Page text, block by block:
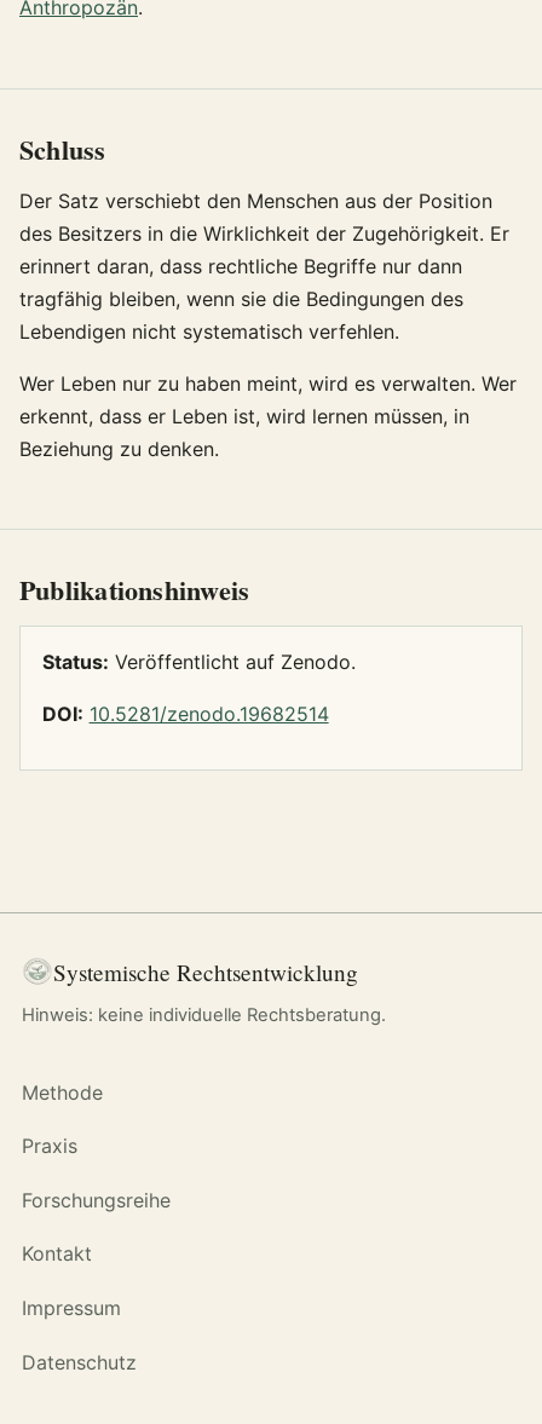
Anthropozän.
Schluss
Der Satz verschiebt den Menschen aus der Position
des Besitzers in die Wirklichkeit der Zugehörigkeit. Er
erinnert daran, dass rechtliche Begriffe nur dann
tragfähig bleiben, wenn sie die Bedingungen des
Lebendigen nicht systematisch verfehlen.
Wer Leben nur zu haben meint, wird es verwalten. Wer
erkennt, dass er Leben ist, wird lernen müssen, in
Beziehung zu denken.
Publikationshinweis
Status: Veröffentlicht auf Zenodo.
DOI: 10.5281/zenodo.19682514
Systemische Rechtsentwicklung
Hinweis: keine individuelle Rechtsberatung.
Methode
Praxis
Forschungsreihe
Kontakt
Impressum
Datenschutz